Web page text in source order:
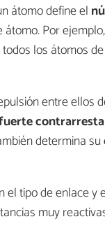
átomo define el
Por
los átomos
entre ellos
determina su
tipo de enlace y
muy